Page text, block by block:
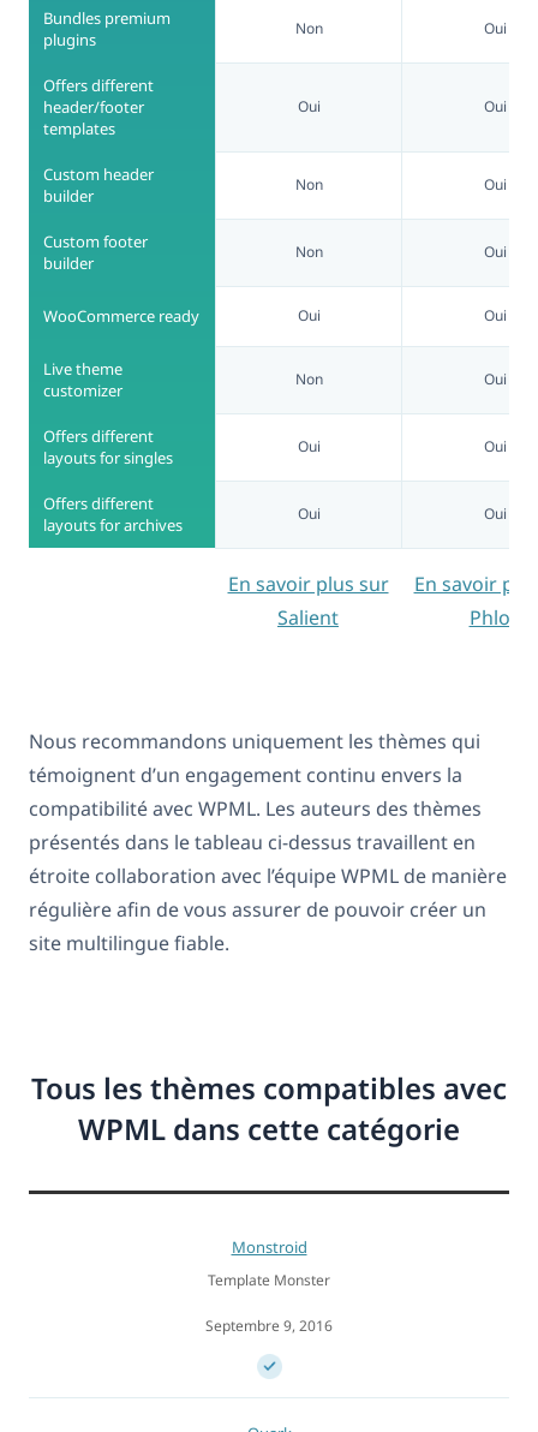
Bundles premium
plugins
Non Oui
Offers different
header/footer
templates
Oui Oui
Custom header
builder
Non Oui
Custom footer
builder
Non Oui
WooCommerce ready Oui Oui
Live theme
customizer
Non Oui
Offers different
layouts for singles
Oui Oui
Offers different
layouts for archives
Oui Oui
En savoir plus sur
Salient
En savoir
Phlox
Nous recommandons uniquement les thèmes qui
témoignent d’un engagement continu envers la
compatibilité avec WPML. Les auteurs des thèmes
présentés dans le tableau ci-dessus travaillent en
étroite collaboration avec l’équipe WPML de manière
régulière afin de vous assurer de pouvoir créer un
site multilingue fiable.
Tous les thèmes compatibles avec
WPML dans cette catégorie
Monstroid
Template Monster
Septembre 9, 2016